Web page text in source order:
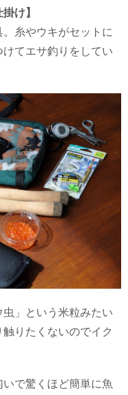
け】
糸やウキがセットに
てエサ釣りをしてい
」という米粒みたい
りたくないのでイク
で驚くほど簡単に魚